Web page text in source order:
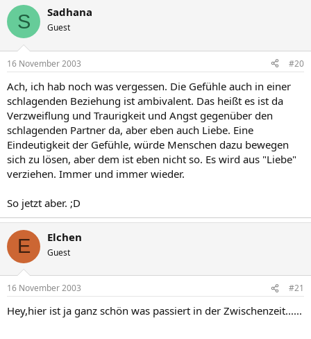
S Sadhana
Guest
16 November 2003 #20
Ach, ich hab noch was vergessen. Die Gefühle auch in einer
schlagenden Beziehung ist ambivalent. Das heißt es ist da
Verzweiflung und Traurigkeit und Angst gegenüber den
schlagenden Partner da, aber eben auch Liebe. Eine
Eindeutigkeit der Gefühle, würde Menschen dazu bewegen
sich zu lösen, aber dem ist eben nicht so. Es wird aus "Liebe"
verziehen. Immer und immer wieder.
So jetzt aber. ;D
E Elchen
Guest
16 November 2003 #21
Hey,hier ist ja ganz schön was passiert in der Zwischenzeit......